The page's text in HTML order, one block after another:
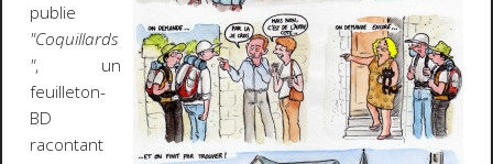
publie
"Coquillards
", un
feuilleton-
BD
racontant